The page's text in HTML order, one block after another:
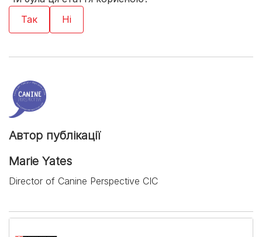
Автор публікації
Marie Yates
Director of Canine Perspective CIC